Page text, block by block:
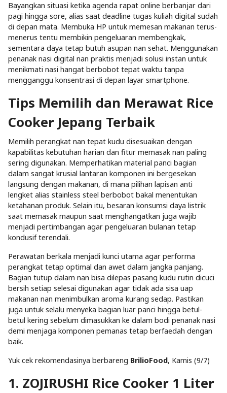
Bayangkan situasi ketika agenda rapat online berbanjar dari
pagi hingga sore, alias saat deadline tugas kuliah digital sudah
di depan mata. Membuka HP untuk memesan makanan terus-
menerus tentu membikin pengeluaran membengkak,
sementara daya tetap butuh asupan nan sehat. Menggunakan
penanak nasi digital nan praktis menjadi solusi instan untuk
menikmati nasi hangat berbobot tepat waktu tanpa
mengganggu konsentrasi di depan layar smartphone.
Tips Memilih dan Merawat Rice
Cooker Jepang Terbaik
Memilih perangkat nan tepat kudu disesuaikan dengan
kapabilitas kebutuhan harian dan fitur memasak nan paling
sering digunakan. Memperhatikan material panci bagian
dalam sangat krusial lantaran komponen ini bergesekan
langsung dengan makanan, di mana pilihan lapisan anti
lengket alias stainless steel berbobot bakal menentukan
ketahanan produk. Selain itu, besaran konsumsi daya listrik
saat memasak maupun saat menghangatkan juga wajib
menjadi pertimbangan agar pengeluaran bulanan tetap
kondusif terendali.
Perawatan berkala menjadi kunci utama agar performa
perangkat tetap optimal dan awet dalam jangka panjang.
Bagian tutup dalam nan bisa dilepas pasang kudu rutin dicuci
bersih setiap selesai digunakan agar tidak ada sisa uap
makanan nan menimbulkan aroma kurang sedap. Pastikan
juga untuk selalu menyeka bagian luar panci hingga betul-
betul kering sebelum dimasukkan ke dalam bodi penanak nasi
demi menjaga komponen pemanas tetap berfaedah dengan
baik.
Yuk cek rekomendasinya berbareng BrilioFood, Kamis (9/7)
1. ZOJIRUSHI Rice Cooker 1 Liter